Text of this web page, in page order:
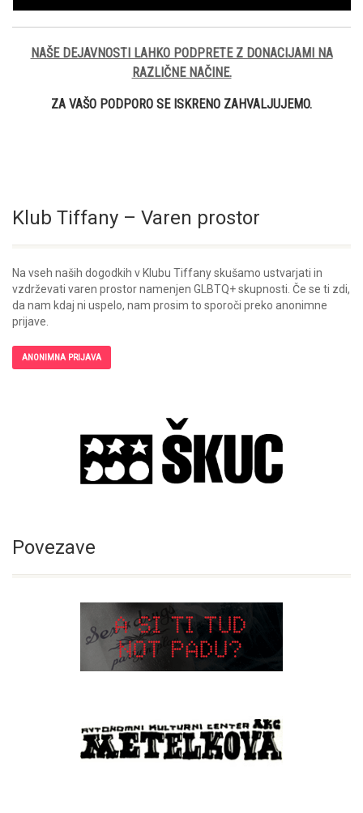
NAŠE DEJAVNOSTI LAHKO PODPRETE Z DONACIJAMI NA
RAZLIČNE NAČINE.
ZA VAŠO PODPORO SE ISKRENO ZAHVALJUJEMO.
Klub Tiffany – Varen prostor
Na vseh naših dogodkih v Klubu Tiffany skušamo ustvarjati in
vzdrževati varen prostor namenjen GLBTQ+ skupnosti. Če se ti zdi,
da nam kdaj ni uspelo, nam prosim to sporoči preko anonimne
prijave.
ANONIMNA PRIJAVA
Povezave